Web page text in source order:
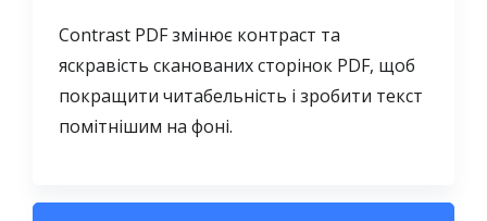
Contrast PDF змінює контраст та
яскравість сканованих сторінок PDF, щоб
покращити читабельність і зробити текст
помітнішим на фоні.